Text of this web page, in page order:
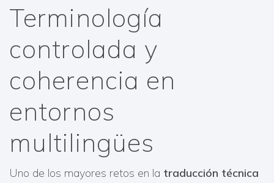
Terminología
controlada y
coherencia en
entornos
multilingües
Uno de los mayores retos en la traducción técnica